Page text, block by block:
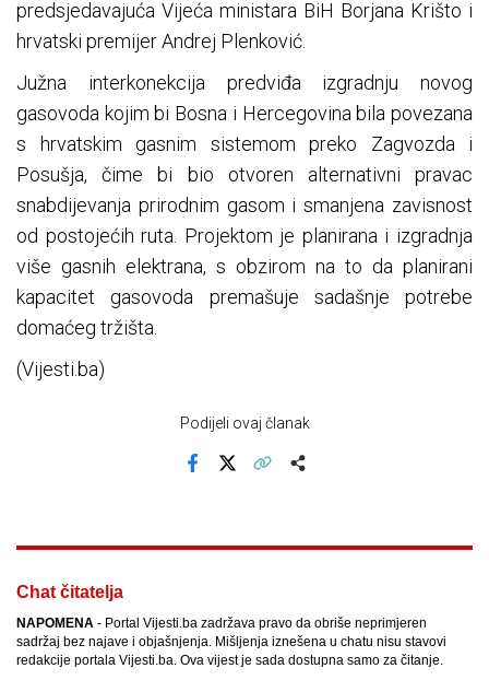
predsjedavajuća Vijeća ministara BiH Borjana Krišto i
hrvatski premijer Andrej Plenković.
Južna interkonekcija predviđa izgradnju novog
gasovoda kojim bi Bosna i Hercegovina bila povezana
s hrvatskim gasnim sistemom preko Zagvozda i
Posušja, čime bi bio otvoren alternativni pravac
snabdijevanja prirodnim gasom i smanjena zavisnost
od postojećih ruta. Projektom je planirana i izgradnja
više gasnih elektrana, s obzirom na to da planirani
kapacitet gasovoda premašuje sadašnje potrebe
domaćeg tržišta.
(Vijesti.ba)
Podijeli ovaj članak
Chat čitatelja
NAPOMENA - Portal Vijesti.ba zadržava pravo da obriše neprimjeren
sadržaj bez najave i objašnjenja. Mišljenja iznešena u chatu nisu stavovi
redakcije portala Vijesti.ba. Ova vijest je sada dostupna samo za čitanje.